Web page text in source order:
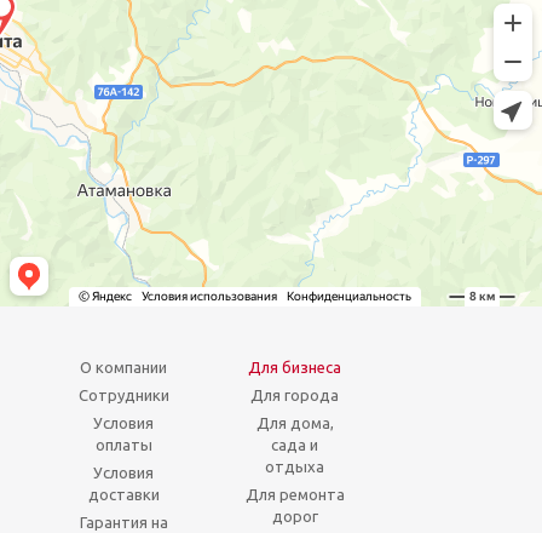
О компании
Сотрудники
Условия
оплаты
Условия
доставки
Гарантия на
Для бизнеса
Для города
Для дома,
сада и
отдыха
Для ремонта
дорог